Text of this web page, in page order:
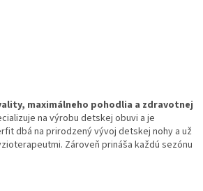
maximálneho pohodlia a zdravotnej
na výrobu detskej obuvi a je
dbá na prirodzený vývoj detskej nohy a už
Zároveň prináša každú sezónu